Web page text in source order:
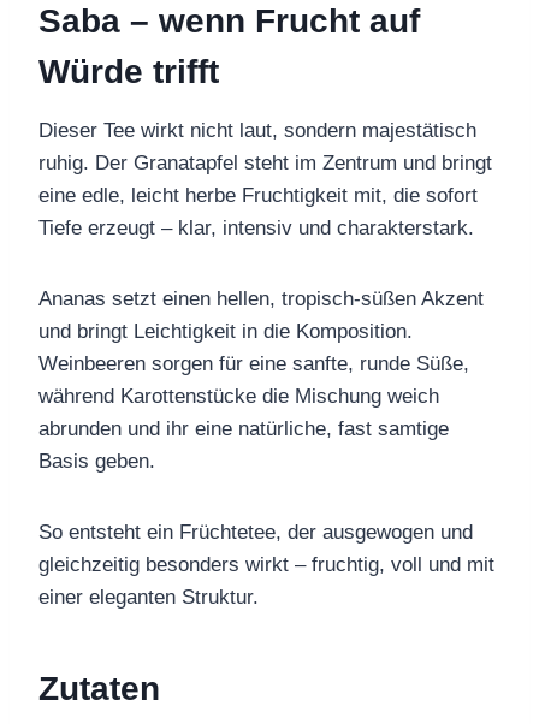
Saba – wenn Frucht auf
Würde trifft
Dieser Tee wirkt nicht laut, sondern majestätisch
ruhig. Der Granatapfel steht im Zentrum und bringt
eine edle, leicht herbe Fruchtigkeit mit, die sofort
Tiefe erzeugt – klar, intensiv und charakterstark.
Ananas setzt einen hellen, tropisch-süßen Akzent
und bringt Leichtigkeit in die Komposition.
Weinbeeren sorgen für eine sanfte, runde Süße,
während Karottenstücke die Mischung weich
abrunden und ihr eine natürliche, fast samtige
Basis geben.
So entsteht ein Früchtetee, der ausgewogen und
gleichzeitig besonders wirkt – fruchtig, voll und mit
einer eleganten Struktur.
Zutaten